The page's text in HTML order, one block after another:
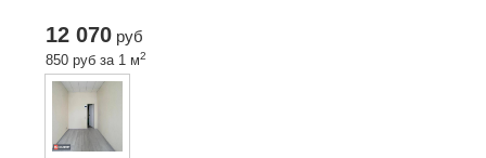
12 070 руб
850 руб за 1 м2